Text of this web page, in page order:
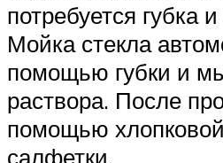
потребуется губка
Мойка стекла
помощью губки и
раствора. После
помощью
салфетки.